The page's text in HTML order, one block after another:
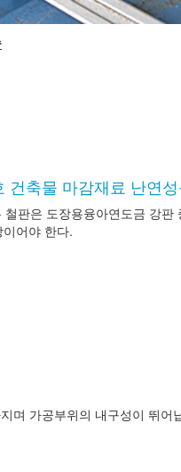
건축물 마감재료 난연
판은 도장용융아연도금 강
어야 한다.
며 가공부위의 내구성이 뛰어